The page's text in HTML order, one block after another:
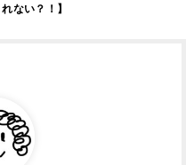
れない？！】